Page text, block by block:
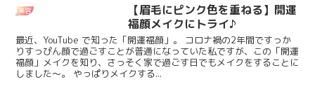
美容
【眉毛にピンク色を重ねる】開運
福顔メイクにトライ♪
最近、YouTube で知った「開運福顔」。 コロナ禍の2年間ですっか
りすっぴん顔で過ごすことが普通になっていた私ですが、この「開運
福顔」メイクを知り、さっそく家で過ごす日でもメイクをすることに
しました～。 やっぱりメイクする...